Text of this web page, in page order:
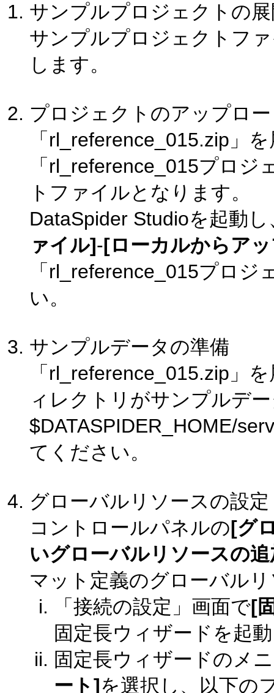
サンプルプロジェクトの
サンプルプロジェクトフ
します。
プロジェクトのアップロ
「rl_reference_015.zip」
「rl_reference_015プロ
トファイルとなります。
DataSpider Studioを起動
ァイル]-[ローカルからア
「rl_reference_015プロ
い。
サンプルデータの準備
「rl_reference_015.zip」
ィレクトリがサンプルデ
$DATASPIDER_HOME/
てください。
グローバルリソースの設定
コントロールパネルの[グ
いグローバルリソースの
マット定義のグローバル
「接続の設定」画面で[
固定長ウィザードを起
固定長ウィザードのメ
ート]を選択し、以下の